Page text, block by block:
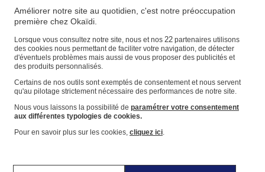
Magasin
Vos informations personnelles
Suivre une commande
Panier
Favoris
Améliorer notre site au quotidien, c'est notre préoccupation
première chez Okaïdi.
Lorsque vous consultez notre site, nous et nos 22partenaires utilisons
des cookies nous permettant de faciliter votre navigation, de détecter
d'éventuels problèmes mais aussi de vous proposer des publicités et
des produits personnalisés.
Certains de nos outils sont exemptés de consentement et nous servent
qu'au pilotage strictement nécessaire des performances de notre site.
Nous vous laissons la possibilité de paramétrer votre consentement
aux différentes typologies de cookies.
Pour en savoir plus sur les cookies, cliquez ici.